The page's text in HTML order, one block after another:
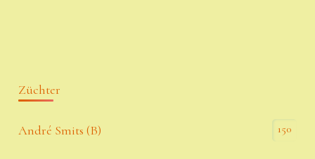
Züchter
André Smits (B) 150